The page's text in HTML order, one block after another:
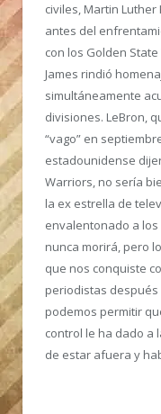
civiles, Martin
antes del
con los Golden
James rindió
simultáneamente
divisiones. LeBron,
“vago” en
estadounidense
Warriors, no sería
la ex estrella de
envalentonado a los
nunca morirá, pero
que nos conquiste
periodistas después
podemos permitir
control le ha dado a
de estar afuera y